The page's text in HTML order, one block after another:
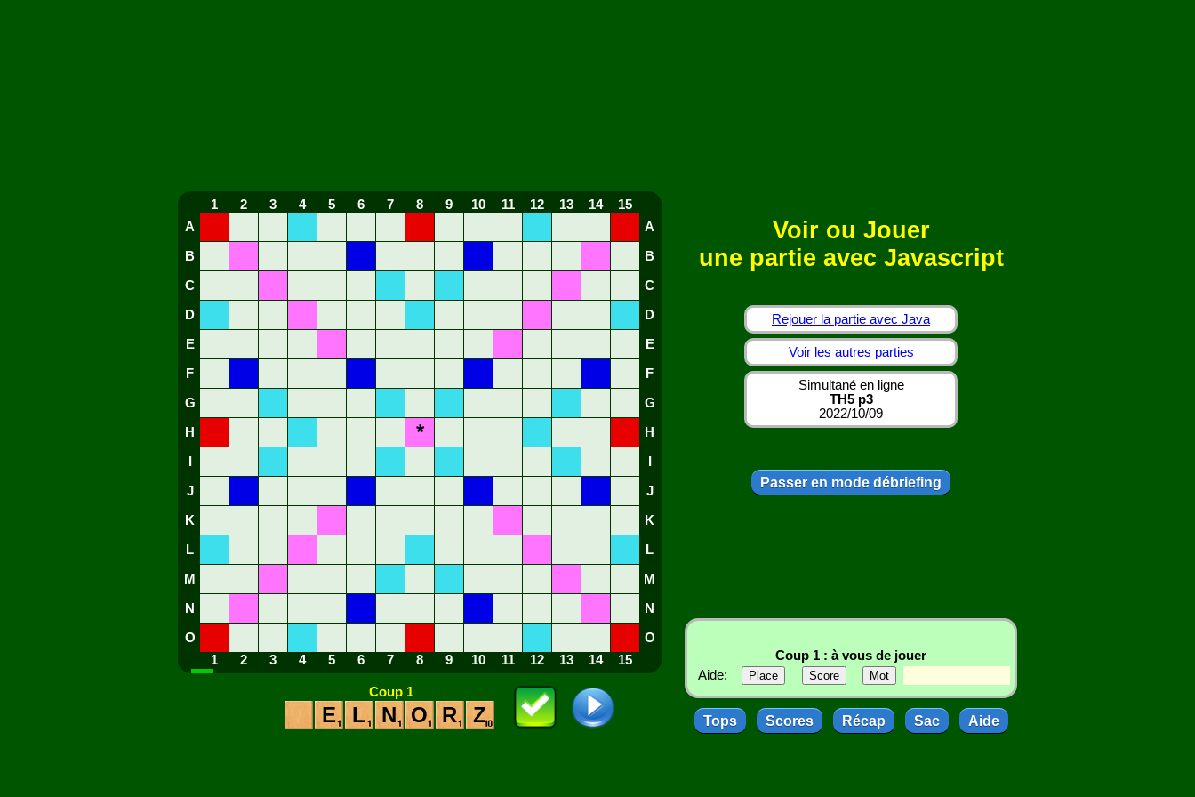
1 2 3 4 5 6 7 8 9 10 11 12 13 14
15
A
A
B B
C C
D D
E E
F F
G G
H * H
J J
K K
L L
M M
N N
O
O
1
2 3 4 5 6 7 8 9 10 11 12 13 14 15
Coup 1
E L N O R Z
Voir ou Jouer
une partie avec Javascript
Rejouer la partie avec Java
Voir les autres parties
Simultané en ligne
TH5 p3
2022/10/09
Passer en mode débriefing
Coup 1 : à vous de jouer
Aide:
Tops Scores Récap Sac Aide